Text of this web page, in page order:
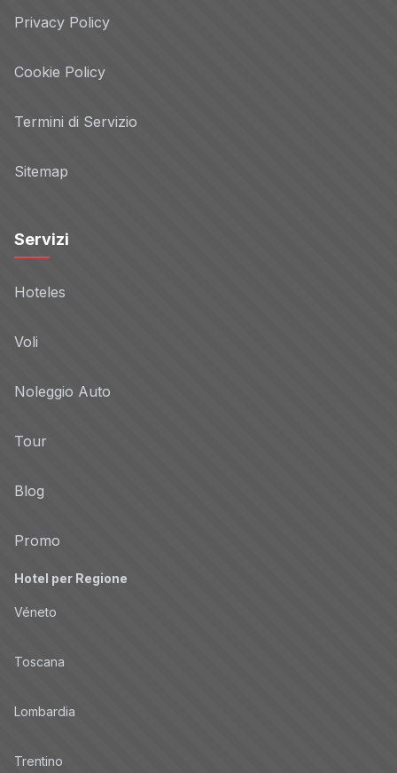
Privacy Policy
Cookie Policy
Termini di Servizio
Sitemap
Servizi
Hoteles
Voli
Noleggio Auto
Tour
Blog
Promo
Hotel per Regione
Véneto
Toscana
Lombardia
Trentino